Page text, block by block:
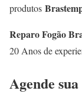
produtos
Reparo Fogão
20 Anos de
Agende